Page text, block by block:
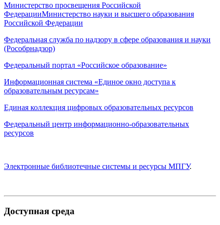
Министерство просвещения Российской
ФедерацииМинистерство науки и высшего образования
Российской Федерации
Федеральная служба по надзору в сфере образования и науки
(Рособрнадзор)
Федеральный портал «Российское образование»
Информационная система «Единое окно доступа к
образовательным ресурсам»
Единая коллекция цифровых образовательных ресурсов
Федеральный центр информационно-образовательных
ресурсов
Электронные библиотечные системы и ресурсы МПГУ.
Доступная среда